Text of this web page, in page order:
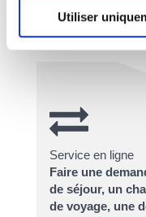
Utiliser
séjour d'un
internet avant la fin
Service en ligne
Faire une
de séjour, un
de voyage, une